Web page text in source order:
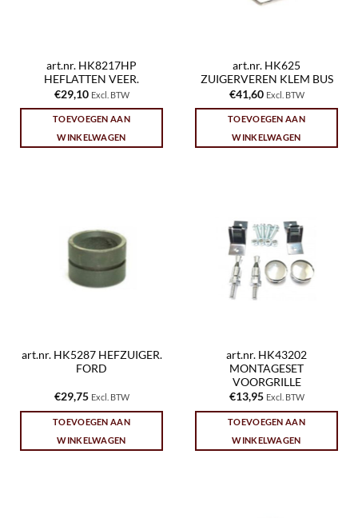
art.nr. HK8217HP
HEFLATTEN VEER.
€29,10 Excl. BTW
TOEVOEGEN AAN
WINKELWAGEN
art.nr. HK625
ZUIGERVEREN KLEM BUS
€41,60 Excl. BTW
TOEVOEGEN AAN
WINKELWAGEN
art.nr. HK5287 HEFZUIGER.
FORD
€29,75 Excl. BTW
TOEVOEGEN AAN
WINKELWAGEN
art.nr. HK43202
MONTAGESET
VOORGRILLE
€13,95 Excl. BTW
TOEVOEGEN AAN
WINKELWAGEN